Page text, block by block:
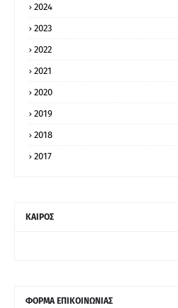
2024
2023
2022
2021
2020
2019
2018
2017
ΚΑΙΡΟΣ
ΦΟΡΜΑ ΕΠΙΚΟΙΝΩΝΙΑΣ